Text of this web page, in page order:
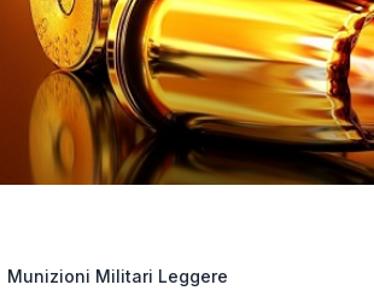
Munizioni Militari Leggere